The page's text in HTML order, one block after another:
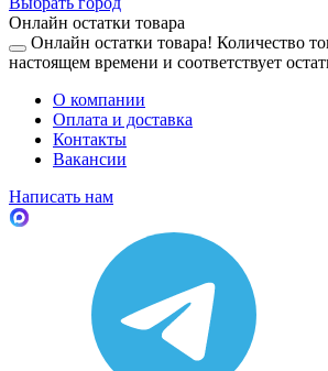
Онлайн остатки товара
Онлайн остатки товара! Количество
настоящем времени и соответствует
О компании
Оплата и доставка
Контакты
Вакансии
Написать нам